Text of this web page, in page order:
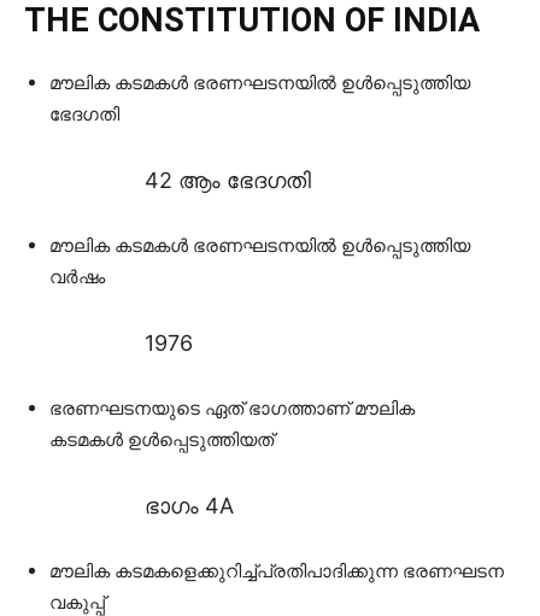
THE CONSTITUTION OF INDIA
മൗലിക കടമകൾ ഭരണഘടനയിൽ ഉൾപ്പെടുത്തിയ
ഭേദഗതി
42 ആം ഭേദഗതി
മൗലിക കടമകൾ ഭരണഘടനയിൽ ഉൾപ്പെടുത്തിയ
വർഷം
1976
ഭരണഘടനയുടെ ഏത് ഭാഗത്താണ് മൗലിക
കടമകൾ ഉൾപ്പെടുത്തിയത്
ഭാഗം 4A
മൗലിക കടമകളെക്കുറിച്ച്പ്രതിപാദിക്കുന്ന ഭരണഘടന
വകുപ്പ്